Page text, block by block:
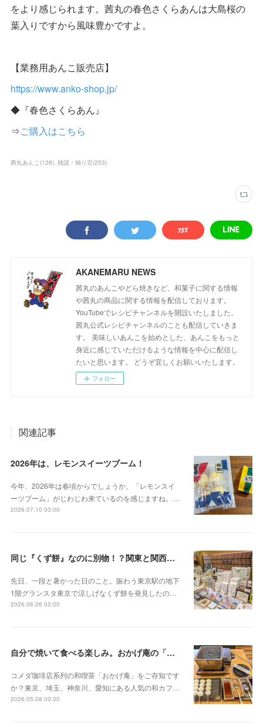
をより感じられます。茜丸の春色さくらあんは大島桜の
葉入りですから風味豊かですよ。
【業務用あんこ販売店】
https://www.anko-shop.jp/
◆『春色さくらあん』
⇒ご購入はこちら
茜丸あんこ (128) 雑談・独り言(253)
AKANEMARU NEWS
茜丸のあんこやどら焼きなど、和菓子に関する情報
や茜丸の商品に関する情報を配信しております。
YouTubeでレシピチャンネルを開設いたしました。
茜丸公式レシピチャンネルのことも配信していきま
す。 美味しいあんこを始めとした、あんこをもっと
身近に感じていただけるような情報を中心に配信し
たいと思います。 どうぞ宜しくお願いいたします。
フォロー
関連記事
2026年は、レモンスイーツブーム！
今年、2026年は春頃からでしょうか、「レモンスイ
ーツブーム」がじわじわ来ているのを感じますね。…
2026.07.10 03:00
同じ『くず餅』なのに別物！？関東と関西の意外な違い
先日、一段と暑かった日のこと。賑わう東京駅の地下
1階グランスタ東京で涼しげなくず餅を発見したの…
2026.06.26 03:00
自分で焼いて食べる楽しみ。おかげ庵の「だんご三昧」
コメダ珈琲店系列の和喫茶「おかげ庵」をご存知です
か？東京、埼玉、神奈川、愛知にある人気の和カフ…
2026.05.08 03:00